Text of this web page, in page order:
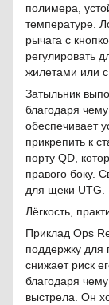
полимера,
температуре.
рычага с
регулировать
жилетами или
Затыльник
благодаря
обеспечивает
прикрепить к
порту QD,
правого боку.
для щеки UTG.
Лёгкость,
Приклад Ops
поддержку
снижает риск
благодаря
выстрела. Он